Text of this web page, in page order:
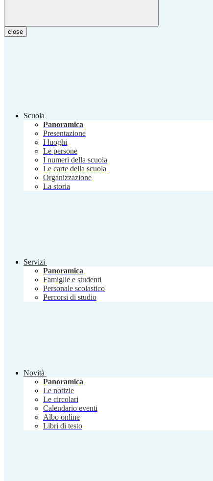
close
Scuola
Panoramica
Presentazione
I luoghi
Le persone
I numeri della scuola
Le carte della scuola
Organizzazione
La storia
Servizi
Panoramica
Famiglie e studenti
Personale scolastico
Percorsi di studio
Novità
Panoramica
Le notizie
Le circolari
Calendario eventi
Albo online
Libri di testo